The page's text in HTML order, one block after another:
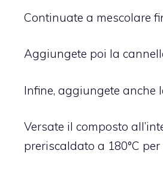
Continuate a mescolare
Aggiungete poi la
Infine, aggiungete anche
Versate il composto
preriscaldato a 180°C